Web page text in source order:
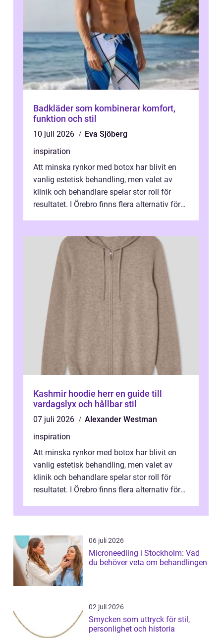
Badkläder som kombinerar komfort,
funktion och stil
10 juli 2026
Eva Sjöberg
inspiration
Att minska rynkor med botox har blivit en
vanlig estetisk behandling, men valet av
klinik och behandlare spelar stor roll för
resultatet. I Örebro finns flera alternativ för
Kashmir hoodie herr en guide till
vardagslyx och hållbar stil
07 juli 2026
Alexander Westman
inspiration
Att minska rynkor med botox har blivit en
vanlig estetisk behandling, men valet av
klinik och behandlare spelar stor roll för
resultatet. I Örebro finns flera alternativ för
06 juli 2026
Microneedling i Stockholm: Vad
du behöver veta om behandlingen
02 juli 2026
Smycken som uttryck för stil,
personlighet och historia